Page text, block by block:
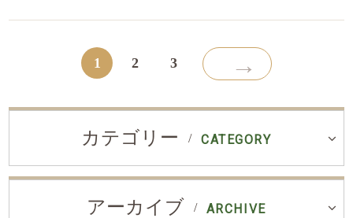
1 2 3 →
カテゴリー CATEGORY
アーカイブ ARCHIVE